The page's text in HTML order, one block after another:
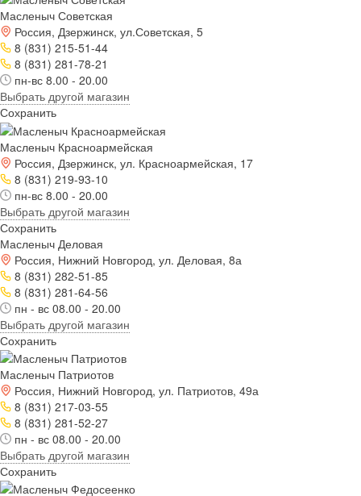
Масленыч Советская
Россия, Дзержинск, ул.Советская, 5
8 (831) 215-51-44
8 (831) 281-78-21
пн-вс 8.00 - 20.00
Выбрать другой магазин
Сохранить
Масленыч Красноармейская
Россия, Дзержинск, ул. Красноармейская, 17
8 (831) 219-93-10
пн-вс 8.00 - 20.00
Выбрать другой магазин
Сохранить
Масленыч Деловая
Россия, Нижний Новгород, ул. Деловая, 8а
8 (831) 282-51-85
8 (831) 281-64-56
пн - вс 08.00 - 20.00
Выбрать другой магазин
Сохранить
Масленыч Патриотов
Россия, Нижний Новгород, ул. Патриотов, 49а
8 (831) 217-03-55
8 (831) 281-52-27
пн - вс 08.00 - 20.00
Выбрать другой магазин
Сохранить